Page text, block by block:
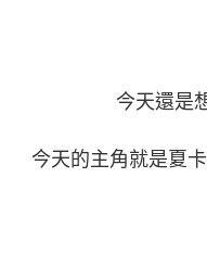
今天還是
今天的主角就是夏